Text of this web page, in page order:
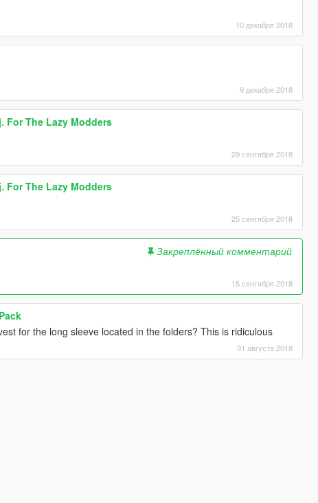
10 декабря 2018
9 декабря 2018
For The Lazy Modders
29 сентября 2018
For The Lazy Modders
25 сентября 2018
Закреплённый комментарий
15 сентября 2018
for the long sleeve located in the folders? This is ridiculous
31 августа 2018